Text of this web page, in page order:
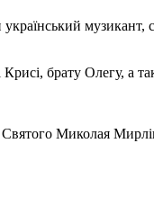
брату Олегу, а
Миколая